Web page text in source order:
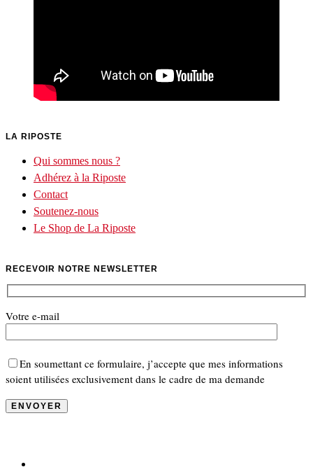
LA RIPOSTE
Qui sommes nous ?
Adhérez à la Riposte
Contact
Soutenez-nous
Le Shop de La Riposte
RECEVOIR NOTRE NEWSLETTER
Votre e-mail
En soumettant ce formulaire, j’accepte que mes informations
soient utilisées exclusivement dans le cadre de ma demande